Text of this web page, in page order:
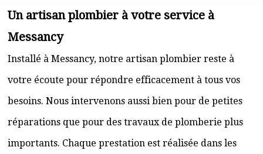
Un artisan plombier à votre service à
Messancy
Installé à Messancy, notre artisan plombier reste à
votre écoute pour répondre efficacement à tous vos
besoins. Nous intervenons aussi bien pour de petites
réparations que pour des travaux de plomberie plus
importants. Chaque prestation est réalisée dans les